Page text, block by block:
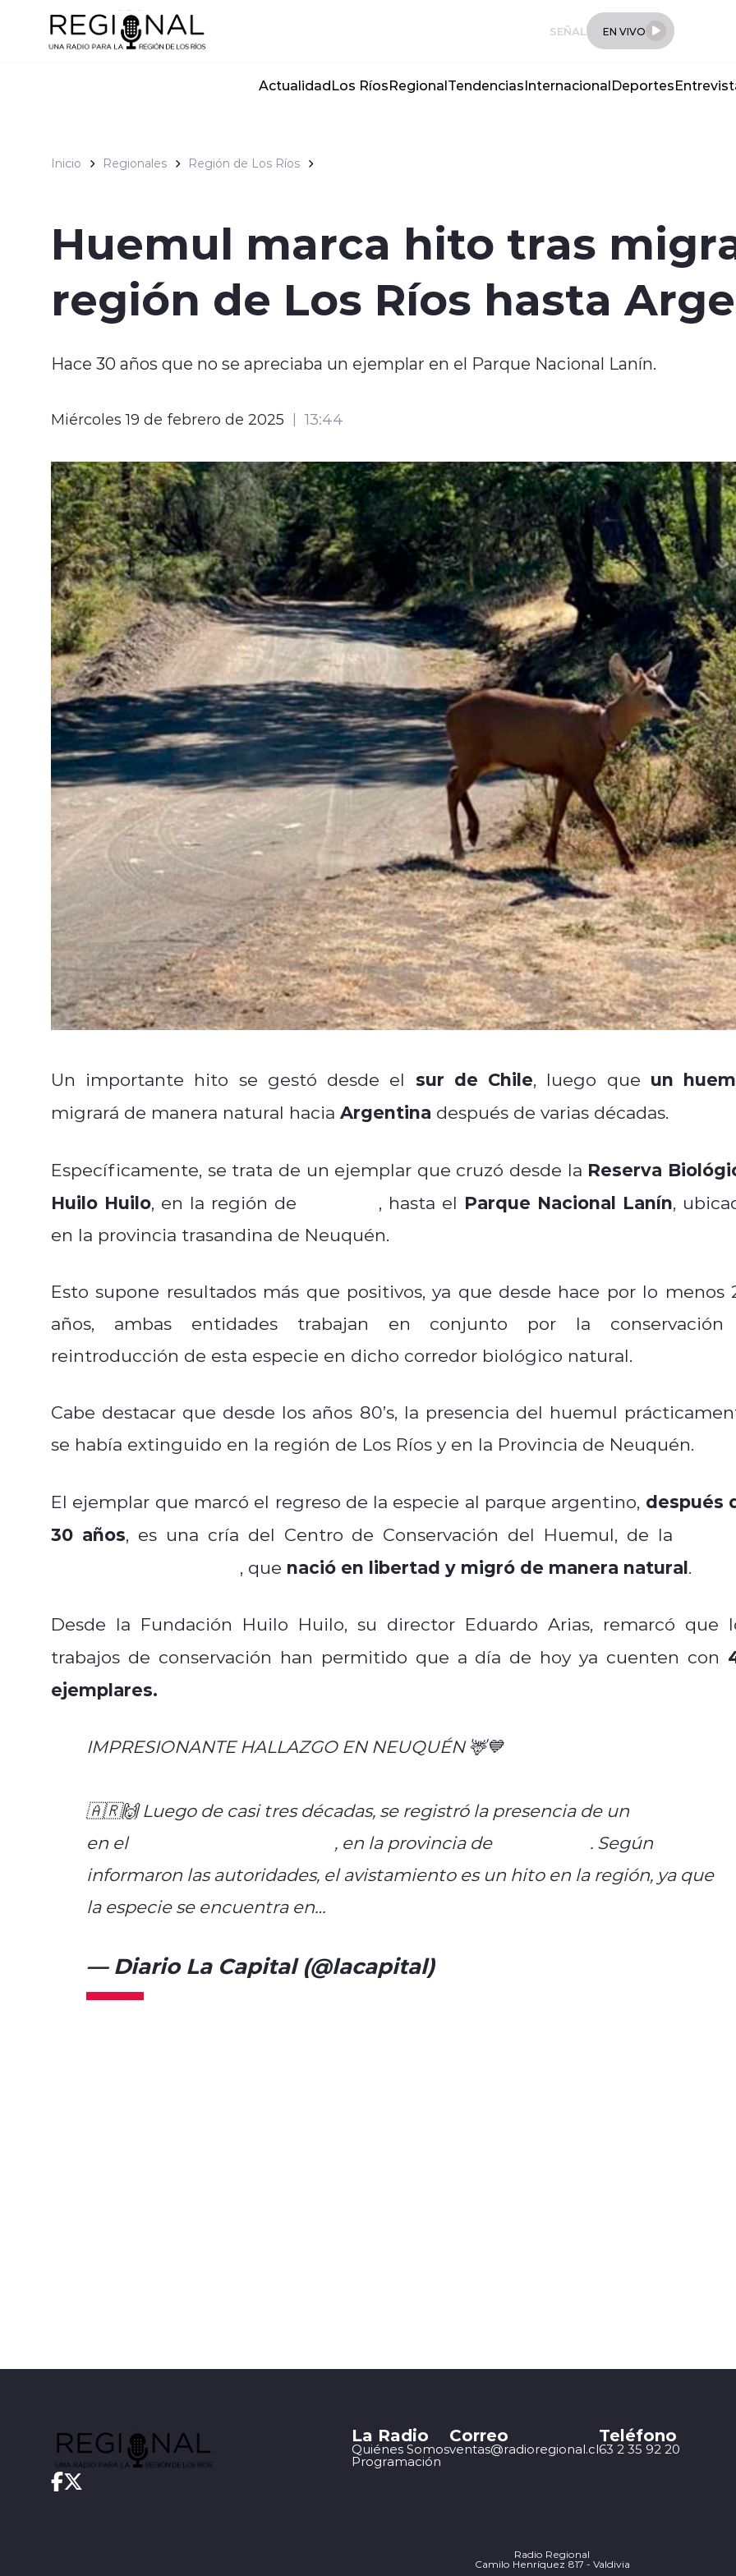
Click acá para ir directamente al contenido
SEÑAL EN VIVO
ActualidadLos RíosRegionalTendenciasInternacionalDeportes
Inicio Regionales Región de Los Ríos
Huemul marca hito tras
región de Los Ríos hasta
Hace 30 años que no se apreciaba un ejemplar en el Parque Nacional Lanín.
Miércoles 19 de febrero de 2025 13:44
Un importante hito se gestó desde el sur de Chile, luego que un
migrará de manera natural hacia Argentina después de varias décadas.
Específicamente, se trata de un ejemplar que cruzó desde la Reserva
Huilo Huilo, en la región de , hasta el Parque Nacional Lanín,
en la provincia trasandina de Neuquén.
Esto supone resultados más que positivos, ya que desde hace por lo menos
años, ambas entidades trabajan en conjunto por la
reintroducción de esta especie en dicho corredor biológico natural.
Cabe destacar que desde los años 80’s, la presencia del huemul
se había extinguido en la región de Los Ríos y en la Provincia de Neuquén.
El ejemplar que marcó el regreso de la especie al parque argentino, después
30 años, es una cría del Centro de Conservación del Huemul, de la
, que nació en libertad y migró de manera natural.
Desde la Fundación Huilo Huilo, su director Eduardo Arias, remarcó que
trabajos de conservación han permitido que a día de hoy ya cuenten con
ejemplares.
IMPRESIONANTE HALLAZGO EN NEUQUÉN 🦌💙
🇦🇷🙌 Luego de casi tres décadas, se registró la presencia de un
en el
, en la provincia de
. Según
informaron las autoridades, el avistamiento es un hito en la región, ya que
la especie se encuentra en…
— Diario La Capital (@lacapital)
La Radio
Quiénes Somos
Programación
Correo
ventas@radioregional.cl
Teléfono
63 2 35 92 20
Radio Regional
Camilo Henríquez 817 - Valdivia